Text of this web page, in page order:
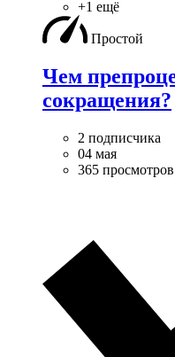
+1 ещё
Простой
Чем
сокращения?
2 подписчика
04 мая
365 просмотров